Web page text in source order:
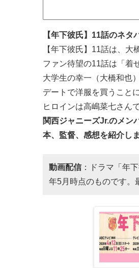
【年下彼氏】11話のネタ
【年下彼氏】11話は、大
ファン待望の11話は「着
大学生の幸一（大橋和也
デートで洋服を買うこと
ヒロインは高嶋菜七さんで
関西ジャニーズJr.のメン
本、監督、感想を紹介しま
動画配信 ：ドラマ「年
年5月時点のものです。